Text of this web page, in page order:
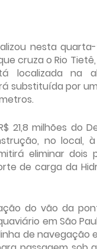
nesta
cruza o Rio
localizada na
substituída por
21,8 milhões do
no local,
eliminar dois
de carga da
do vão da
em São
de